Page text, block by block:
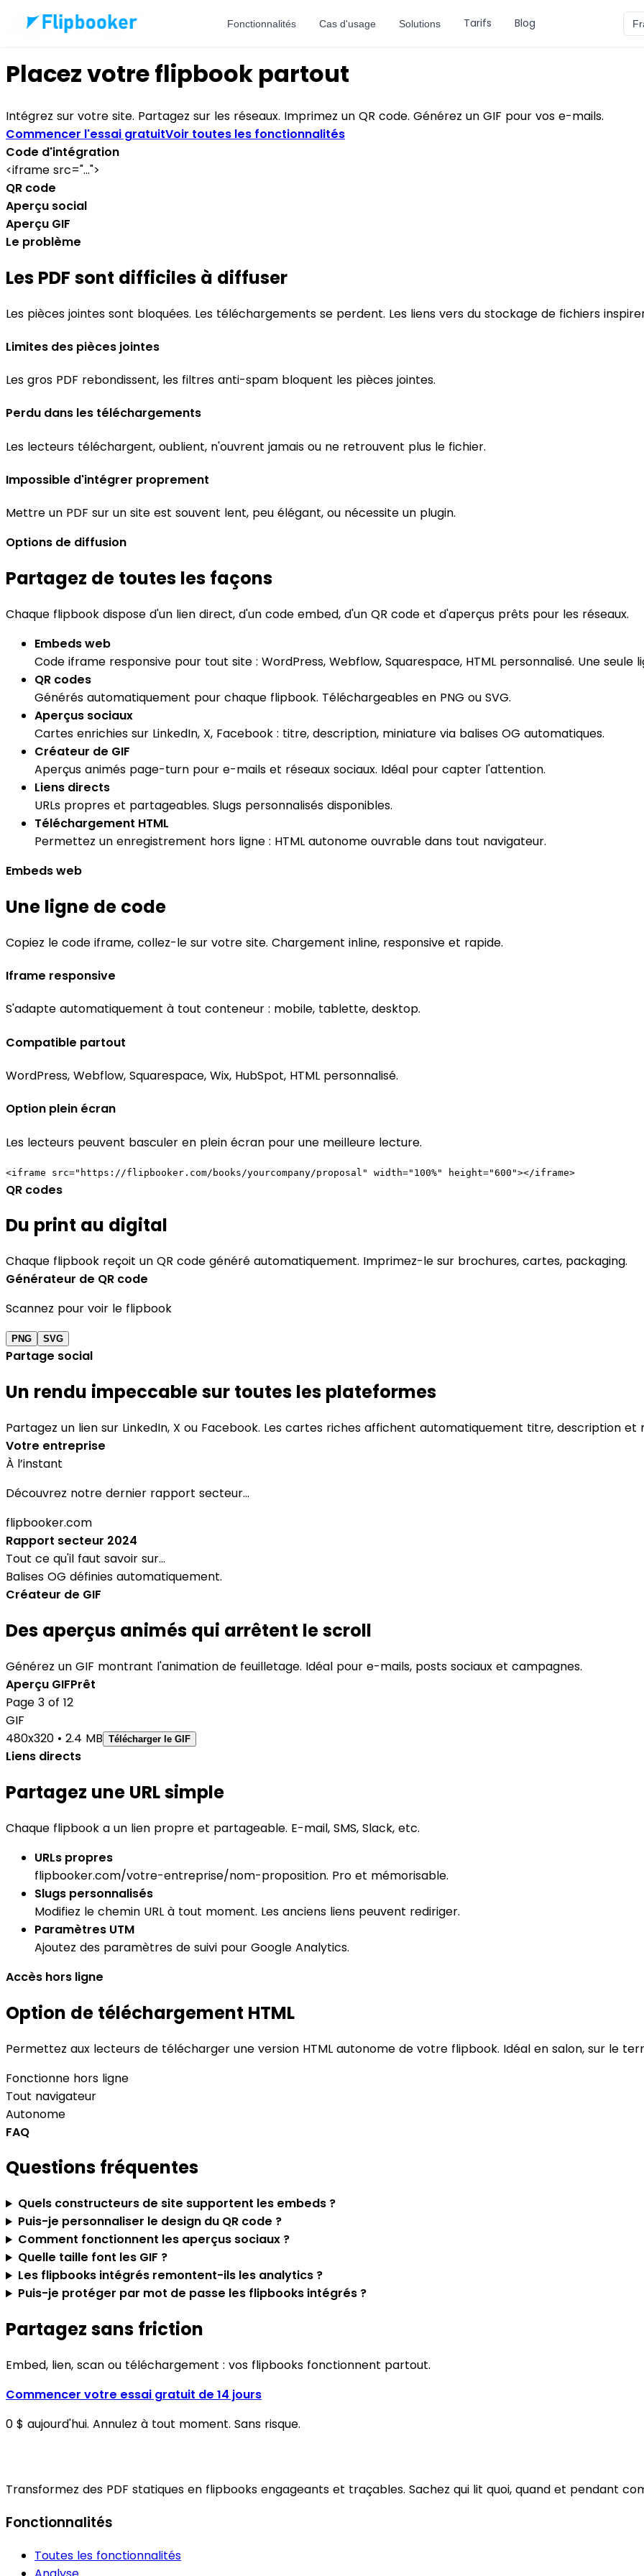
Aller au contenu principal
Fonctionnalités Cas d'usage Solutions Tarifs Blog
Intégrer et partager
Placez votre flipbook partout
Intégrez sur votre site. Partagez sur les réseaux. Imprimez un QR code. Générez un GIF pour vos e-mails.
Commencer l'essai gratuitVoir toutes les fonctionnalités
Code d'intégration
<iframe src="...">
QR code
Aperçu social
Aperçu GIF
Le problème
Les PDF sont difficiles à diffuser
Les pièces jointes sont bloquées. Les téléchargements se perdent. Les liens vers du stockage de fichiers
Limites des pièces jointes
Les gros PDF rebondissent, les filtres anti-spam bloquent les pièces jointes.
Perdu dans les téléchargements
Les lecteurs téléchargent, oublient, n'ouvrent jamais ou ne retrouvent plus le fichier.
Impossible d'intégrer proprement
Mettre un PDF sur un site est souvent lent, peu élégant, ou nécessite un plugin.
Options de diffusion
Partagez de toutes les façons
Chaque flipbook dispose d'un lien direct, d'un code embed, d'un QR code et d'aperçus prêts pour les réseaux.
Embeds web
Code iframe responsive pour tout site : WordPress, Webflow, Squarespace, HTML personnalisé. Une seule
QR codes
Générés automatiquement pour chaque flipbook. Téléchargeables en PNG ou SVG.
Aperçus sociaux
Cartes enrichies sur LinkedIn, X, Facebook : titre, description, miniature via balises OG automatiques.
Créateur de GIF
Aperçus animés page-turn pour e-mails et réseaux sociaux. Idéal pour capter l'attention.
Liens directs
URLs propres et partageables. Slugs personnalisés disponibles.
Téléchargement HTML
Permettez un enregistrement hors ligne : HTML autonome ouvrable dans tout navigateur.
Embeds web
Une ligne de code
Copiez le code iframe, collez-le sur votre site. Chargement inline, responsive et rapide.
Iframe responsive
S'adapte automatiquement à tout conteneur : mobile, tablette, desktop.
Compatible partout
WordPress, Webflow, Squarespace, Wix, HubSpot, HTML personnalisé.
Option plein écran
Les lecteurs peuvent basculer en plein écran pour une meilleure lecture.
<iframe src="https://flipbooker.com/books/yourcompany/proposal" width="100%" height="600"></iframe>
QR codes
Du print au digital
Chaque flipbook reçoit un QR code généré automatiquement. Imprimez-le sur brochures, cartes, packaging.
Générateur de QR code
Scannez pour voir le flipbook
PNG SVG
Partage social
Un rendu impeccable sur toutes les plateformes
Partagez un lien sur LinkedIn, X ou Facebook. Les cartes riches affichent automatiquement titre, description et
Votre entreprise
À l’instant
Découvrez notre dernier rapport secteur...
flipbooker.com
Rapport secteur 2024
Tout ce qu'il faut savoir sur...
Balises OG définies automatiquement.
Créateur de GIF
Des aperçus animés qui arrêtent le scroll
Générez un GIF montrant l'animation de feuilletage. Idéal pour e-mails, posts sociaux et campagnes.
Aperçu GIFPrêt
Page 3 of 12
GIF
480x320 • 2.4 MB Télécharger le GIF
Liens directs
Partagez une URL simple
Chaque flipbook a un lien propre et partageable. E-mail, SMS, Slack, etc.
URLs propres
flipbooker.com/votre-entreprise/nom-proposition. Pro et mémorisable.
Slugs personnalisés
Modifiez le chemin URL à tout moment. Les anciens liens peuvent rediriger.
Paramètres UTM
Ajoutez des paramètres de suivi pour Google Analytics.
Accès hors ligne
Option de téléchargement HTML
Permettez aux lecteurs de télécharger une version HTML autonome de votre flipbook. Idéal en salon, sur le
Fonctionne hors ligne
Tout navigateur
Autonome
FAQ
Questions fréquentes
Quels constructeurs de site supportent les embeds ?
Puis-je personnaliser le design du QR code ?
Comment fonctionnent les aperçus sociaux ?
Quelle taille font les GIF ?
Les flipbooks intégrés remontent-ils les analytics ?
Puis-je protéger par mot de passe les flipbooks intégrés ?
Partagez sans friction
Embed, lien, scan ou téléchargement : vos flipbooks fonctionnent partout.
Commencer votre essai gratuit de 14 jours
0 $ aujourd'hui. Annulez à tout moment. Sans risque.
Transformez des PDF statiques en flipbooks engageants et traçables. Sachez qui lit quoi, quand et pendant
Fonctionnalités
Toutes les fonctionnalités